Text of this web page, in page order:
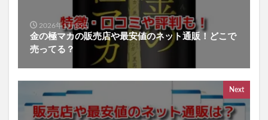
2026年1月15日
金の極マカの販売店や最安値のネット通販！どこで
売ってる？
Next